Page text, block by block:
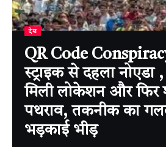
देश
QR Code
स्ट्राइक से दहला नोएडा
मिली लोकेशन और
पथराव, तकनीक का
भड़काई भीड़